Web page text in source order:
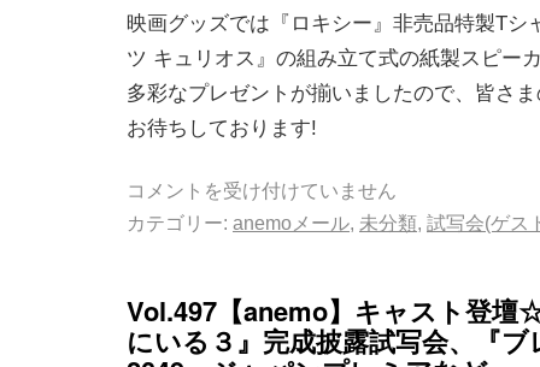
映画グッズでは『ロキシー』非売品特製Tシ
ツ キュリオス』の組み立て式の紙製スピー
多彩なプレゼントが揃いましたので、皆さ
お待ちしております!
コメントを受け付けていません
カテゴリー: anemoメール, 未分類, 試写会(ゲス
Vol.497【anemo】キャスト登壇
にいる３』完成披露試写会、『